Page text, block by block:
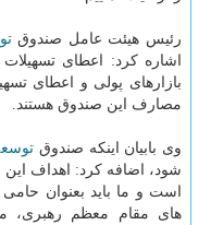
رئیس هیئت عامل صندوق
اشاره كرد: اعطای
بازارهای پولی و اعطای
مصارف این صندوق هستند.
وی بابیان اینكه صندوق
شود، اضافه كرد: اهداف
است و ما باید بعنوان
های مقام معظم رهبری،